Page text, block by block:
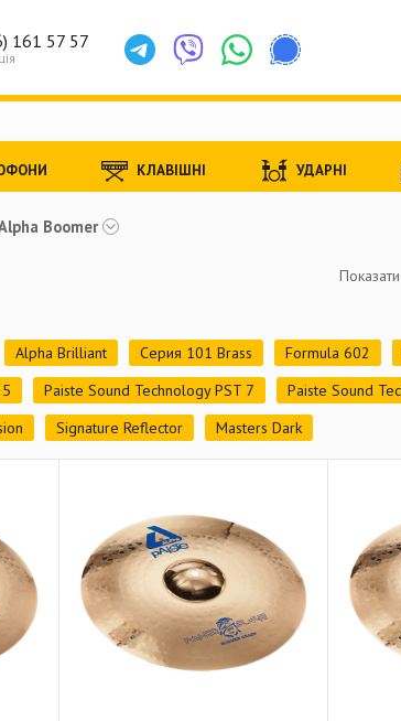
Boomer
Alpha Brilliant Серия 101 Brass Formula 602
Paiste Sound Technology PST 7 Paiste Sound
Signature Reflector Masters Dark
161 57 57
КЛАВІШНІ УДАРНІ